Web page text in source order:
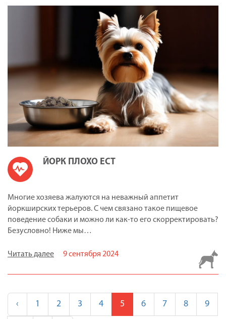
ЙОРК ПЛОХО ЕСТ
Многие хозяева жалуются на неважный аппетит
йоркширских терьеров. С чем связано такое пищевое
поведение собаки и можно ли как-то его скорректировать?
Безусловно! Ниже мы…
Читать далее 9 сентября 2024
‹ 1 2 3 4 5 6 7 8 9